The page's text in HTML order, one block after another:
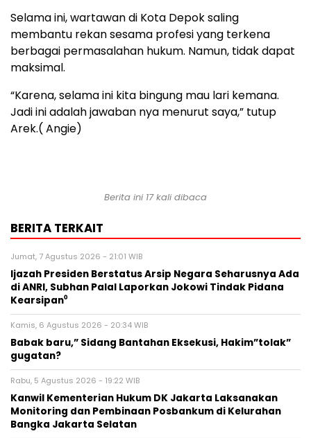
Selama ini, wartawan di Kota Depok saling
membantu rekan sesama profesi yang terkena
berbagai permasalahan hukum. Namun, tidak dapat
maksimal.
“Karena, selama ini kita bingung mau lari kemana.
Jadi ini adalah jawaban nya menurut saya,” tutup
Arek.( Angie)
Berita ini 17 kali dibaca
BERITA TERKAIT
Jumat, 7 Agustus 2026 - 21:01 WIB
Ijazah Presiden Berstatus Arsip Negara Seharusnya Ada
di ANRI, Subhan Palal Laporkan Jokowi Tindak Pidana
Kearsipan⁰
Kamis, 6 Agustus 2026 - 20:34 WIB
Babak baru,” Sidang Bantahan Eksekusi, Hakim”tolak”
gugatan?
Rabu, 5 Agustus 2026 - 19:22 WIB
Kanwil Kementerian Hukum DK Jakarta Laksanakan
Monitoring dan Pembinaan Posbankum di Kelurahan
Bangka Jakarta Selatan